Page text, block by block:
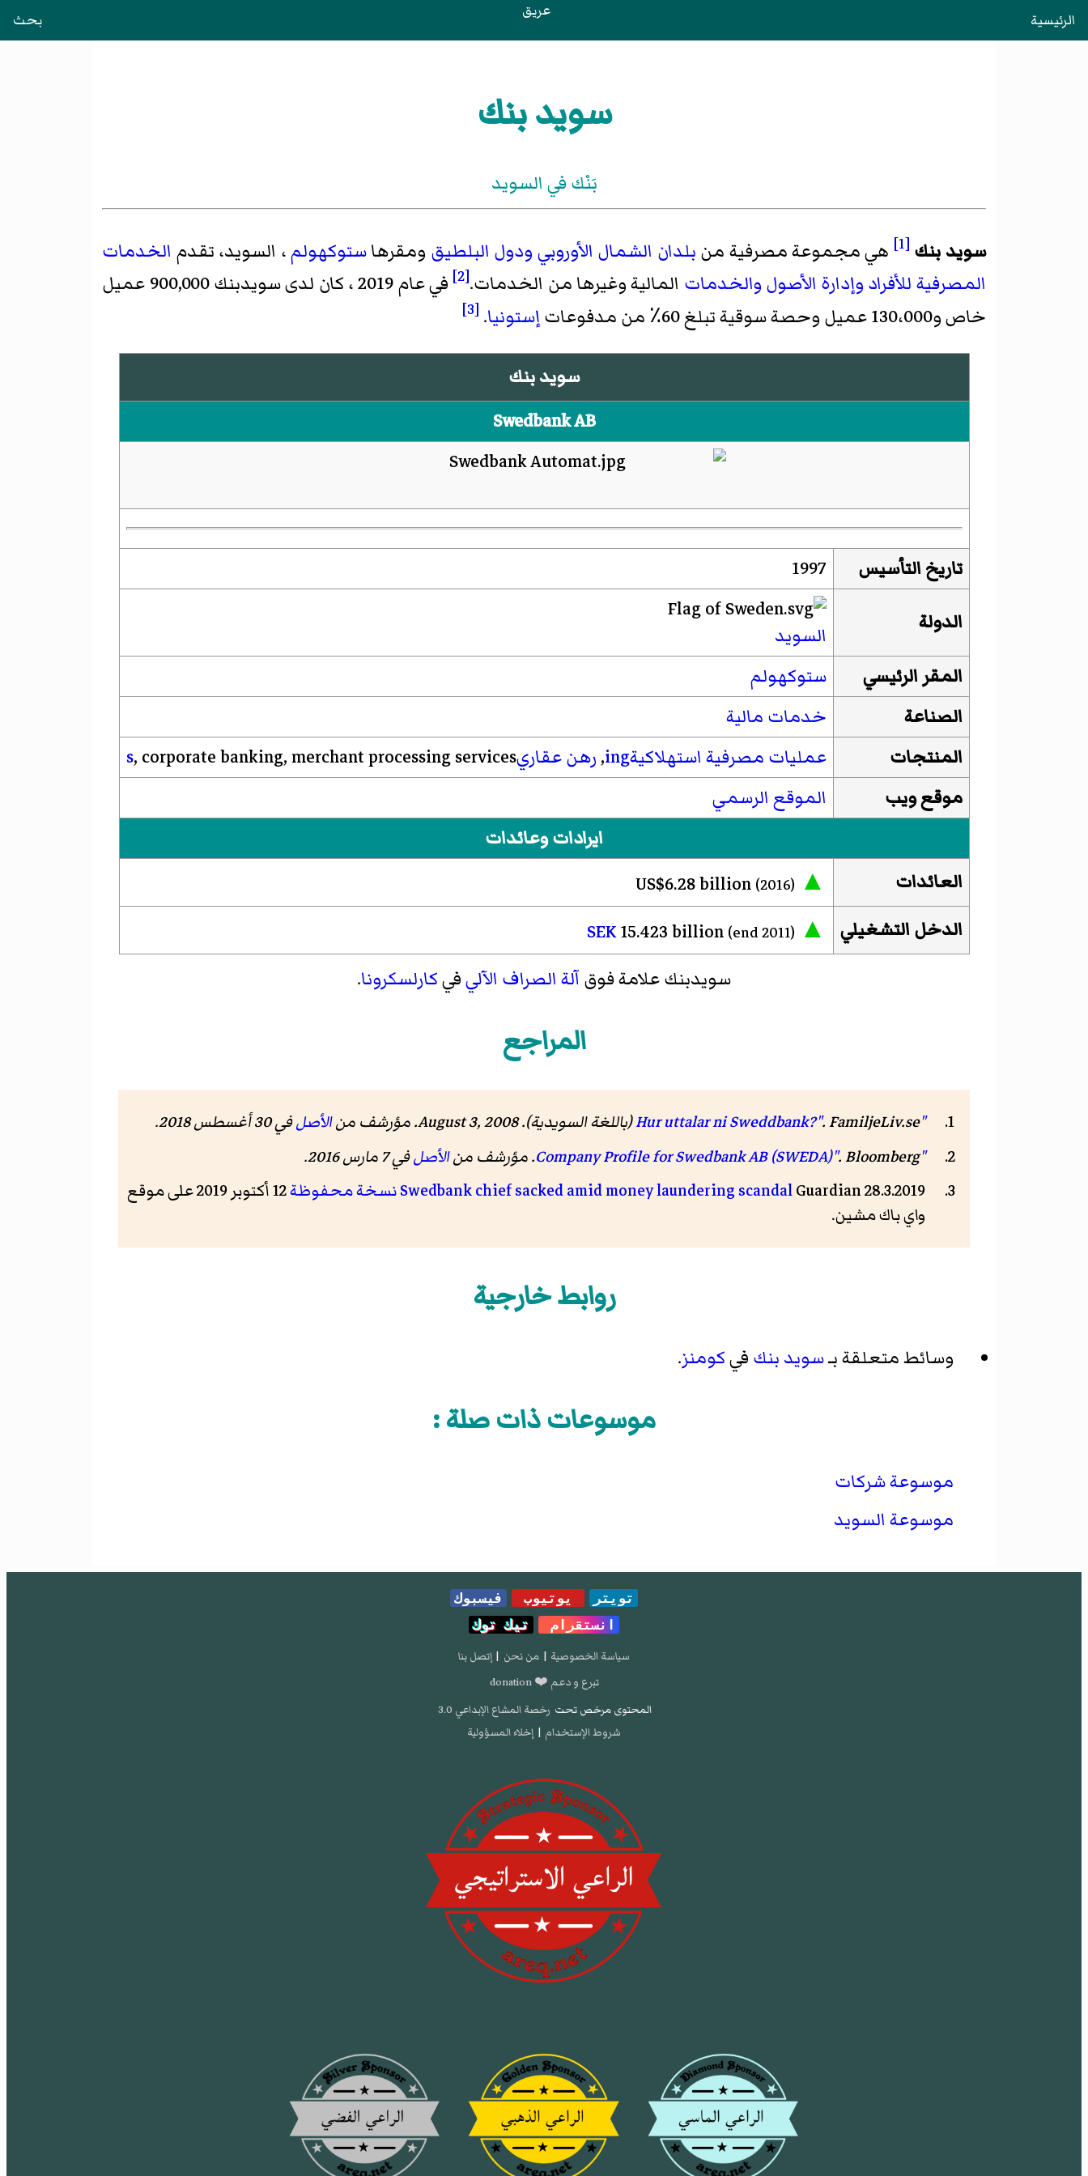
الرئيسية عريق بحث
سويد بنك
بَنْك في السويد
سويد بنك [1] هي مجموعة مصرفية من بلدان الشمال الأوروبي ودول البلطيق ومقرهاستوكهولم، السويد، تقدم الخدمات
المصرفية للأفراد وإدارة الأصول والخدمات المالية وغيرها من الخدمات.[2]
في عام 2019 ، كان لدى سويدبنك 900,000 عميل
خاص و130،000 عميل وحصة سوقية تبلغ 60٪ من مدفوعات
إستونيا.
[3]
سويد بنك
Swedbank AB
تاريخ التأسيس
1997
الدولة
السويد
المقر الرئيسي
ستوكهولم
الصناعة
خدمات مالية
المنتجات
عمليات مصرفية استهلاكيةing ,رهن عقاريs , corporate banking,merchant processing services
موقع ويب
الموقع الرسمي
ايرادات وعائدات
العائدات
▲
(2016)
الدخل التشغيلي ▲
SEK15.423 billion (end 2011)
سويدبنك علامة فوق آلة الصراف الآليفيكارلسكرونا.
المراجع
"Hur uttalar ni Sweddbank?"
.FamiljeLiv.se (باللغة السويدية). August 3, 2008. مؤرشف من الأصلفي 30 أغسطس 2018
.
"Company Profile for Swedbank AB (SWEDA)". Bloomberg. مؤرشف من الأصلفي 7 مارس 2016
.
Swedbank chief sacked amid money laundering scandalGuardian 28.3.2019 نسخة محفوظة
12 أكتوبر 2019 على موقع
واي باك مشين.
روابط خارجية
وسائط متعلقة بـسويد بنك فيكومنز.
موسوعات ذات صلة :
موسوعة شركات
موسوعة السويد
تويتر يوتيوب
فيسبوك
انستقرام
تيك توك
سياسة الخصوصية | من نحن | إتصل بنا
تبرع و دعم ❤️ donation
المحتوى مرخص تحت رخصة المشاع الإبداعي 3.0
شروط الإستخدام | إخلاء المسؤولية